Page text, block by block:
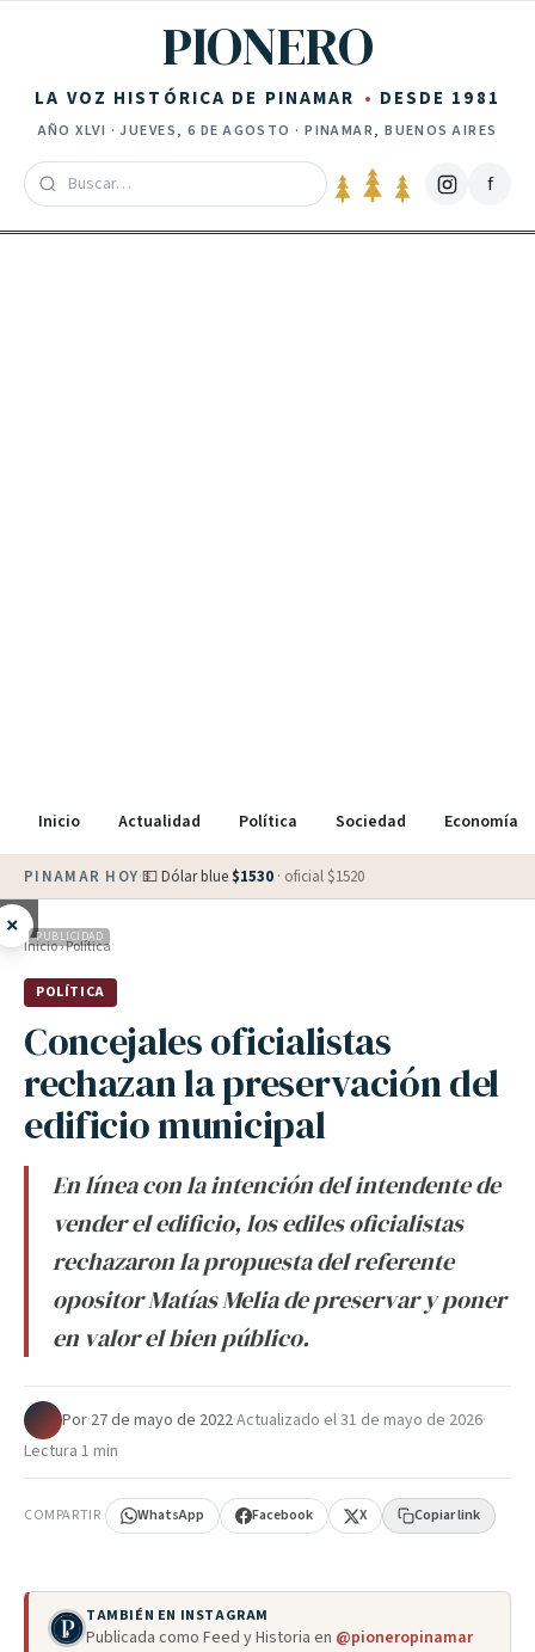
PIONERO
LA VOZ HISTÓRICA DE PINAMAR DESDE 1981
AÑOXLVI ·JUEVES, 6 DE AGOSTO · PINAMAR, BUENOS AIRES
f
Inicio Actualidad Política Sociedad Economía
PINAMAR HOY·💵 Dólar blue $1530 · oficial $1520
× PUBLICIDAD
Inicio›Política
POLÍTICA
Concejales oficialistas
rechazan la preservación del
edificio municipal
En línea con la intención del intendente de
vender el edificio, los ediles oficialistas
rechazaron la propuesta del referente
opositor Matías Melia de preservar y poner
en valor el bien público.
Por·27 de mayo de 2022·Actualizado el31 de mayo de 2026·
Lectura 1 min
COMPARTIR WhatsApp Facebook X Copiar link
TAMBIÉN EN INSTAGRAM
Publicada como Feed y Historia en @pioneropinamar